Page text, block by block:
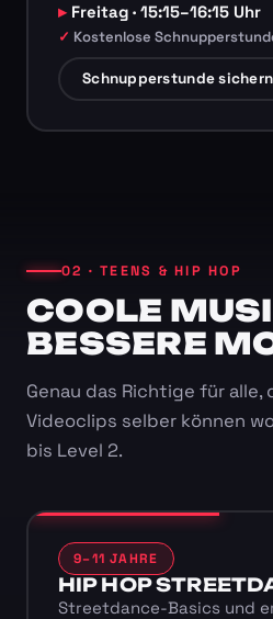
Freitag · 15:15–16:15 Uhr
Kostenlose
Schnupperstunde sichern
02 · TEENS & HIP HOP
COOLE
BESSERE
Genau das Richtige für alle,
Videoclips selber können
bis Level 2.
9–11 JAHRE
HIP HOP
Streetdance-Basics und